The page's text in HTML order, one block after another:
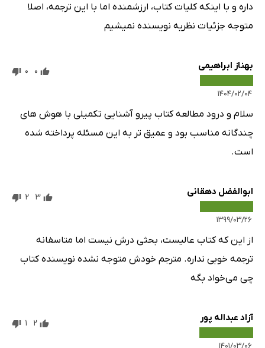
داره و با اینکه کلیات کتاب، ارزشمنده اما با این ترجمه، اصلا
متوجه جزئیات نظریه نویسنده نمیشیم
بهناز ابراهیمی
۱۴۰۴/۰۲/۰۴
0
0
سلام و درود مطالعه کتاب پیرو آشنایی تکمیلی با هوش های
چندگانه مناسب بود و عمیق تر به این مسئله پرداخته شده
است.
ابوالفضل دهقانی
۱۳۹۹/۰۳/۲۶
3
2
از این که کتاب عالیست، بحثی درش نیست اما متاسفانه
ترجمه خوبی نداره. مترجم خودش متوجه نشده نویسنده کتاب
چی می‌خواد بگه
آزاد عبداله پور
۱۴۰۱/۰۳/۰۶
2
1